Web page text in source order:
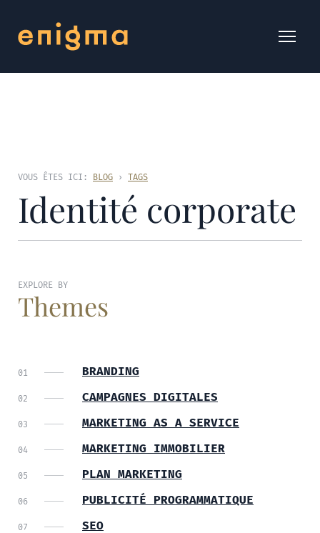
VOUS ÊTES ICI: BLOG › TAGS
Identité corporate
EXPLORE BY
Themes
BRANDING
CAMPAGNES DIGITALES
MARKETING AS A SERVICE
MARKETING IMMOBILIER
PLAN MARKETING
PUBLICITÉ PROGRAMMATIQUE
SEO